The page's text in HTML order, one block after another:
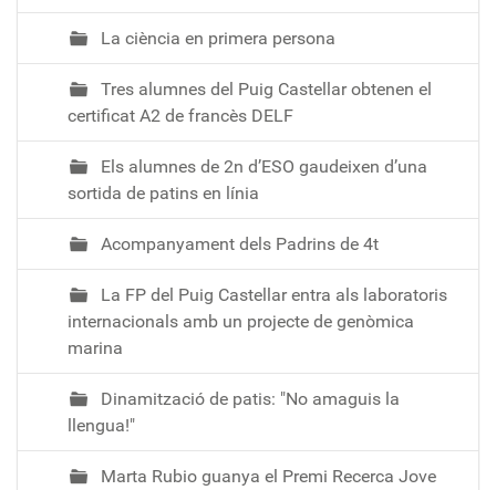
La ciència en primera persona
Tres alumnes del Puig Castellar obtenen el
certificat A2 de francès DELF
Els alumnes de 2n d’ESO gaudeixen d’una
sortida de patins en línia
Acompanyament dels Padrins de 4t
La FP del Puig Castellar entra als laboratoris
internacionals amb un projecte de genòmica
marina
Dinamització de patis: "No amaguis la
llengua!"
Marta Rubio guanya el Premi Recerca Jove